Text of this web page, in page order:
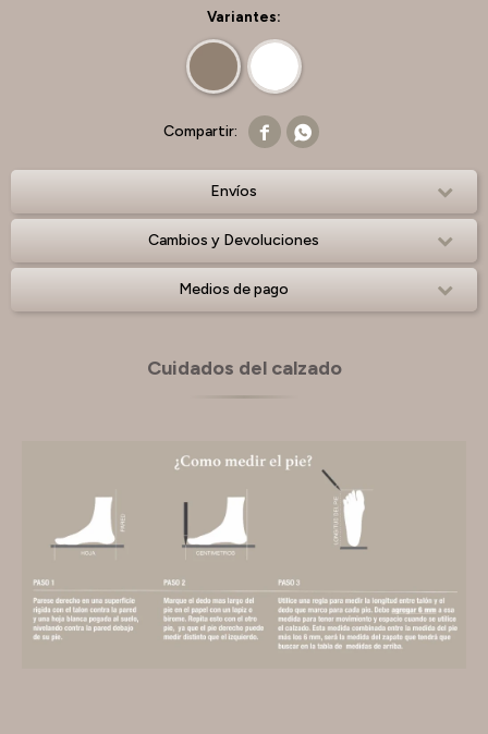
Variantes:
 
Envíos
Cambios y Devoluciones
Medios de pago
Cuidados del calzado